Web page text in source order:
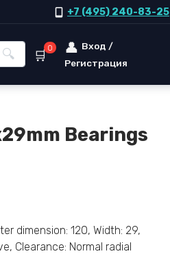
+7 (495) 240-83-25
0
Вход /
Регистрация
Bearings
dimension: 120, Width: 29,
Clearance: Normal radial